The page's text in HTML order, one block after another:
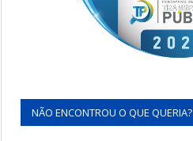
NÃO ENCONTROU O QUE QUERIA?